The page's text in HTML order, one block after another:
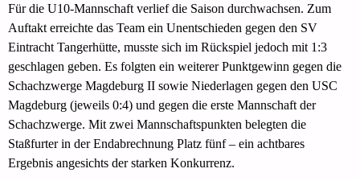
Für die U10-Mannschaft verlief die Saison durchwachsen. Zum
Auftakt erreichte das Team ein Unentschieden gegen den SV
Eintracht Tangerhütte, musste sich im Rückspiel jedoch mit 1:3
geschlagen geben. Es folgten ein weiterer Punktgewinn gegen die
Schachzwerge Magdeburg II sowie Niederlagen gegen den USC
Magdeburg (jeweils 0:4) und gegen die erste Mannschaft der
Schachzwerge. Mit zwei Mannschaftspunkten belegten die
Staßfurter in der Endabrechnung Platz fünf – ein achtbares
Ergebnis angesichts der starken Konkurrenz.